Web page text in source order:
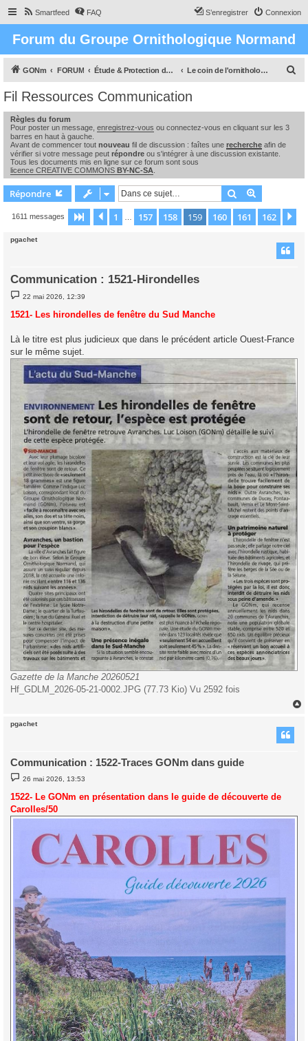
Smartfeed FAQ Connexion
S’enregistrer
Forum du Groupe Ornithologique Normand
GONm FORUM Étude & Protection des Oiseaux et de leurs milieux en Normandie Le coin de l'ornithologue : observations, études & enquêtes
Fil Ressources Communication
Règles du forum
Pour poster un message, enregistrez-vous ou connectez-vous en cliquant sur les 3
barres en haut à gauche.
Avant de commencer tout nouveau fil de discussion : faîtes une recherche afin de
vérifier si votre message peut répondre ou s'intégrer à une discussion existante.
Tous les documents mis en ligne sur ce forum sont sous
licence CREATIVE COMMONS BY-NC-SA
Répondre Rechercher
1611 messages Page 159 sur162
Précédente
1 157 158 159 160 161 162
pgachet
Communication : 1521-Hirondelles
M
e
s
s
g
e
22 mai 2026, 12:39
1521- Les hirondelles de fenêtre du Sud Manche
Là le titre est plus judicieux que dans le précédent article Ouest-France
sur le même sujet.
Gazette de la Manche 20260521
Hf_GDLM_2026-05-21-0002.JPG (77.73 Kio) Vu 2592 fois
pgachet
Communication : 1522-Traces GONm dans guide
M
e
s
s
a
g
26 mai 2026, 13:53
1522- Le GONm en présentation dans le guide de découverte de
Carolles/50